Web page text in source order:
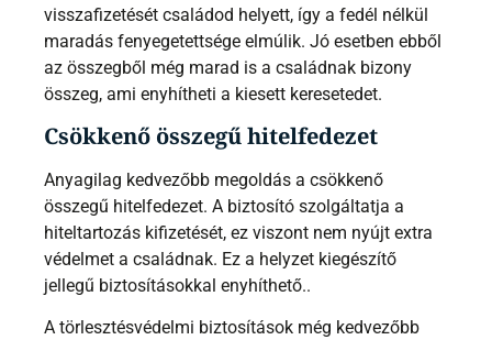
visszafizetését családod helyett, így a fedél nélkül
maradás fenyegetettsége elmúlik. Jó esetben ebből
az összegből még marad is a családnak bizony
összeg, ami enyhítheti a kiesett keresetedet.
Csökkenő összegű hitelfedezet
Anyagilag kedvezőbb megoldás a csökkenő
összegű hitelfedezet. A biztosító szolgáltatja a
hiteltartozás kifizetését, ez viszont nem nyújt extra
védelmet a családnak. Ez a helyzet kiegészítő
jellegű biztosításokkal enyhíthető..
A törlesztésvédelmi biztosítások még kedvezőbb